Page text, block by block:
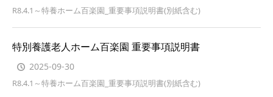
R8.4.1～特養ホーム百楽園_重要事項説明書(別紙含む)
特別養護老人ホーム百楽園 重要事項説明書
2025-09-30
R8.4.1～特養ホーム百楽園_重要事項説明書(別紙含む)